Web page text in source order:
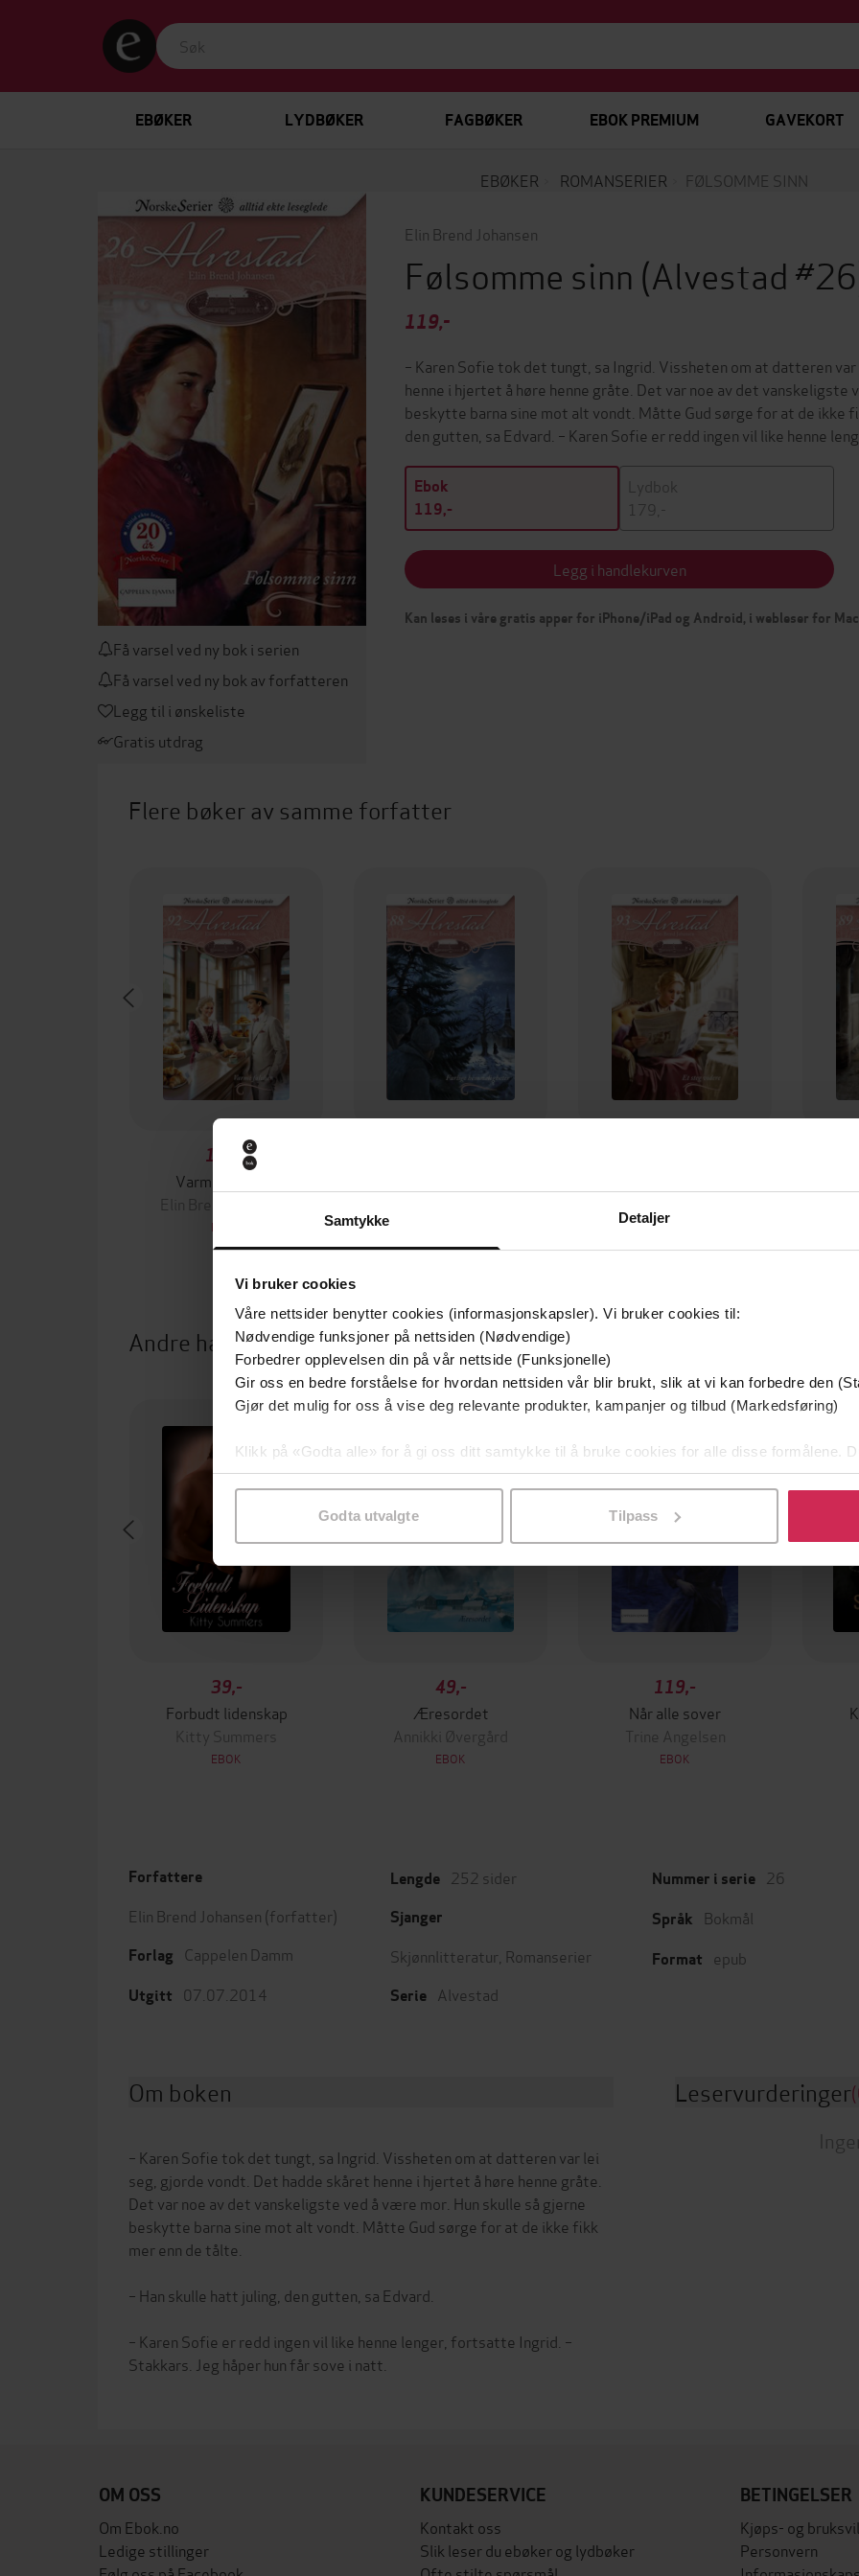
Samtykke Detaljer
Vi bruker cookies
Våre nettsider benytter cookies (informasjonskapsler). Vi bruker cookies til:
Nødvendige funksjoner på nettsiden (Nødvendige)
Forbedrer opplevelsen din på vår nettside (Funksjonelle)
Gir oss en bedre forståelse for hvordan nettsiden vår blir brukt, slik at vi kan forbedre den
Gjør det mulig for oss å vise deg relevante produkter, kampanjer og tilbud (Markedsføring)
Klikk på «Godta alle» for å gi oss ditt samtykke til å bruke cookies for alle disse formålene.
samtykke til spesifikke formål ved å klikke på «Tilpass». Du kan når som helst trekke
Godta utvalgte Tilpass
EBØKER LYDBØKER FAGBØKER EBOK PREMIUM GAVEKORT
EBØKER ROMANSERIER FØLSOMME SINN
Få varsel ved ny bok i serien
Få varsel ved ny bok av forfatteren
Legg til i ønskeliste
Gratis utdrag
Elin Brend Johansen
Følsomme sinn (Alvestad
119,-
– Karen Sofie tok det tungt, sa Ingrid. Vissheten om at datteren
henne i hjertet å høre henne gråte. Det var noe av det vanskeligste
beskytte barna sine mot alt vondt. Måtte Gud sørge for at de ikke
den gutten, sa Edvard. – Karen Sofie er redd ingen vil like henne
Ebok
119,-
Lydbok
179,-
Legg i handlekurven
Kan leses i våre gratis apper for iPhone/iPad og Android, i webleser for
Flere bøker av samme forfatter
119,-
Varme følelser
Elin Brend Johansen
EBOK EBOK
Andre har også kjøpt
39,-
Forbudt lidenskap
Kitty Summers
EBOK
49,-
Æresordet
Annikki Øvergård
EBOK
119,-
Når alle sover
Trine Angelsen
EBOK
Forfattere
Elin Brend Johansen (forfatter)
Forlag Cappelen Damm
Utgitt 07.07.2014
Lengde 252 sider
Sjanger
Skjønnlitteratur Romanserier
Serie Alvestad
Nummer i serie 26
Språk Bokmål
Format epub
Om boken
– Karen Sofie tok det tungt, sa Ingrid. Vissheten om at datteren var lei
seg, gjorde vondt. Det hadde skåret henne i hjertet å høre henne gråte.
Det var noe av det vanskeligste ved å være mor. Hun skulle så gjerne
beskytte barna sine mot alt vondt. Måtte Gud sørge for at de ikke fikk
mer enn de tålte.
– Han skulle hatt juling, den gutten, sa Edvard.
– Karen Sofie er redd ingen vil like henne lenger, fortsatte Ingrid. –
Stakkars. Jeg håper hun får sove i natt.
Leservurderinger
OM OSS
Om Ebok.no
Ledige stillinger
KUNDESERVICE
Kontakt oss
Slik leser du ebøker og lydbøker
BETINGELSER
Kjøps- og
Personvern